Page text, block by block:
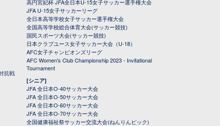
抗戦
高円宮妃杯 JFA全日本U-15女子サッカー選手権大会
JFA U-15女子サッカーリーグ
全日本高等学校女子サッカー選手権大会
全国高等学校総合体育大会(サッカー競技)
国民スポーツ大会(サッカー競技)
日本クラブユース女子サッカー大会（U-18）
AFC女子チャンピオンズリーグ
AFC Women's Club Championship 2023 - Invitational
Tournament
[シニア]
JFA 全日本O-40サッカー大会
JFA 全日本O-50サッカー大会
JFA 全日本O-60サッカー大会
JFA 全日本O-70サッカー大会
全国健康福祉祭サッカー交流大会(ねんりんピック)